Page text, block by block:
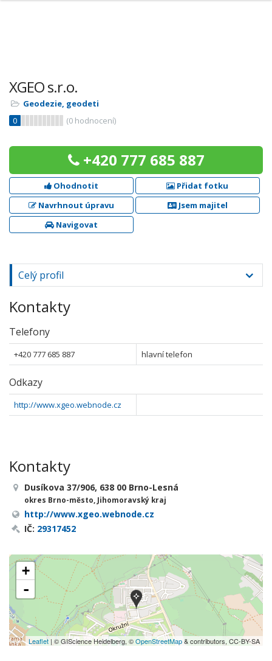
XGEO s.r.o.
Geodezie, geodeti
0
(0 hodnocení)
+420 777 685 887
Ohodnotit
Přidat fotku
Navrhnout úpravu
Jsem majitel
Navigovat
Celý profil
Kontakty
Telefony
+420 777 685 887 hlavní telefon
Odkazy
http://www.xgeo.webnode.cz
Kontakty
Dusíkova 37/906, 638 00 Brno-Lesná
okres Brno-město, Jihomoravský kraj
http://www.xgeo.webnode.cz
IČ: 29317452
+
-
Leaflet | © GIScience Heidelberg, ©OpenStreetMap& contributors, CC-BY-SA